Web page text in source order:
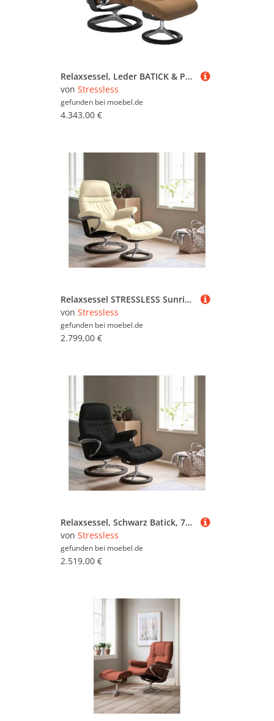
Relaxsessel, Leder BATICK & PALOMA, Taupe, 91×110×85 cm, Drehfunktion & Relaxfunktion, Modern, Stressless
von Stressless
gefunden bei moebel.de
4.343,00 €
Relaxsessel STRESSLESS Sunrise , beige (vanilla paloma), B:83cm H:105cm T:74cm, Leder BATICK: BATICK ist ein leicht korrigiertes, durchgefärbtes und genarbtes Möbelleder, bei dem die meisten Unebenheiten und Spuren in der Regel entfernt wurden.;Leder PALO
von Stressless
gefunden bei moebel.de
2.799,00 €
Relaxsessel, Schwarz Batick, 79x103x73 cm, Leder, Drehfunktion & Relaxfunktion, Modern, Stressless
von Stressless
gefunden bei moebel.de
2.519,00 €